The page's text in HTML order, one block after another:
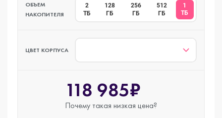
ОБЪЕМ
НАКОПИТЕЛЯ
2
ТБ
128
ГБ
256
ГБ
512
ГБ
1
ТБ
ЦВЕТ КОРПУСА
118 985₽
Почему такая низкая цена?